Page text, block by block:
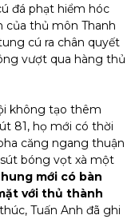
đá phạt hiểm hóc
của thủ môn Thanh
cú ra chân quyết
vượt qua hàng thủ
không tạo thêm
81, họ mới có thời
căng ngang thuận
bóng vọt xà một
mới có bàn
với thủ thành
Tuấn Anh đã ghi